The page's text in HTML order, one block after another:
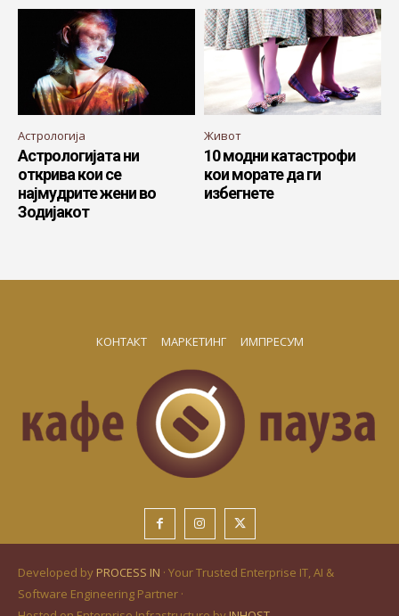
Астрологија
Астрологијата ни
открива кои се
најмудрите жени во
Зодијакот
Живот
10 модни катастрофи
кои морате да ги
избегнете
КОНТАКТ МАРКЕТИНГ ИМПРЕСУМ
Developed by PROCESS IN · Your Trusted Enterprise IT, AI &
Software Engineering Partner ·